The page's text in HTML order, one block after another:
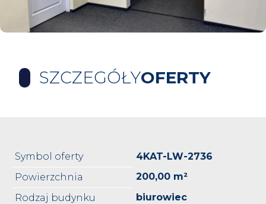
SZCZEGÓŁYOFERTY
Symbol oferty
4KAT-LW-2736
Powierzchnia
200,00 m²
Rodzaj budynku
biurowiec